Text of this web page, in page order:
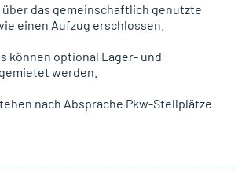
über das gemeinschaftlich genutzte
einen Aufzug erschlossen.
können optional Lager- und
werden.
nach Absprache Pkw-Stellplätze